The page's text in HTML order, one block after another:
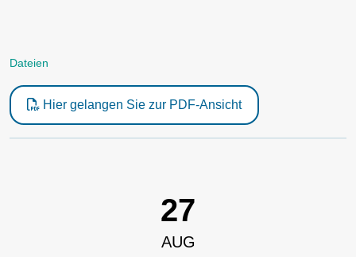
Dateien
Hier gelangen Sie zur PDF-Ansicht
27
AUG